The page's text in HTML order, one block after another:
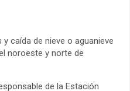
caída de nieve o aguanieve
noroeste y norte de
de la Estación